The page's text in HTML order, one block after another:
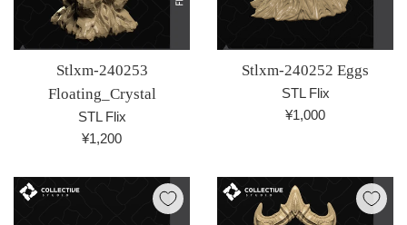
Stlxm-240253
Floating_Crystal
STL Flix
通
価
¥1,200
Stlxm-240252 Eggs
STL Flix
通
格
¥1,000